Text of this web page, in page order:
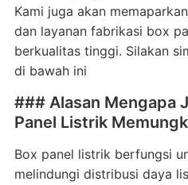
Kami juga akan
dan layanan fabrikasi box
berkualitas tinggi. Silakan
di bawah ini
### Alasan Mengapa
Panel Listrik
Box panel listrik berfungsi
melindungi distribusi daya